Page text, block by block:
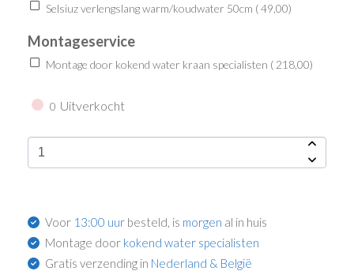
Selsiuz verlengslang warm/koudwater 50cm (49,00)
Montageservice
Montage door kokend water kraan specialisten ( 218,00)
0 Uitverkocht
Voor 13:00 uur besteld, is morgen al in huis
Montage door kokend water specialisten
Gratis verzending in Nederland & België